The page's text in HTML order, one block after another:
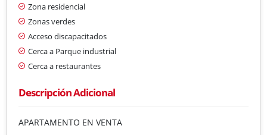
Zona residencial
Zonas verdes
Acceso discapacitados
Cerca a Parque industrial
Cerca a restaurantes
Descripción Adicional
APARTAMENTO EN VENTA